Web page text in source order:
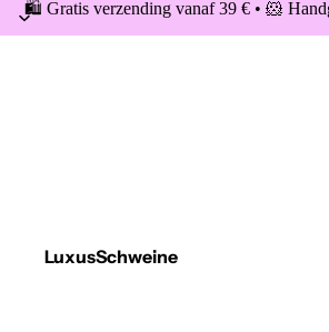
🛍️ Gratis verzending vanaf 39 € • 🐹
LuxusSchweine